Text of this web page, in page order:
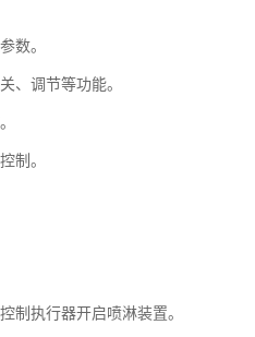
数。
、调节等功能。
制。
制执行器开启喷淋装置。